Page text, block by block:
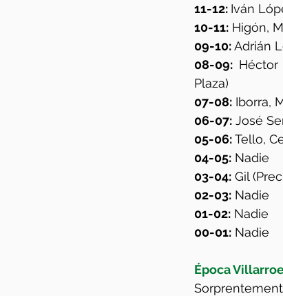
11-12: Iván
10-11: Higón,
09-10: Adrián
08-09:
Plaza)
07-08: Iborra,
06-07: José
05-06: Tello,
04-05: Nadie
03-04: Gil
02-03: Nadie
01-02: Nadie
00-01: Nadie
Época